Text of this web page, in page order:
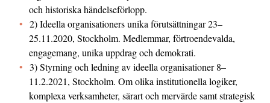
och historiska händelseförlopp.
2) Ideella organisationers unika förutsättningar 23–
25.11.2020, Stockholm. Medlemmar, förtroendevalda,
engagemang, unika uppdrag och demokrati.
3) Styrning och ledning av ideella organisationer 8–
11.2.2021, Stockholm. Om olika institutionella logiker,
komplexa verksamheter, särart och mervärde samt strategisk